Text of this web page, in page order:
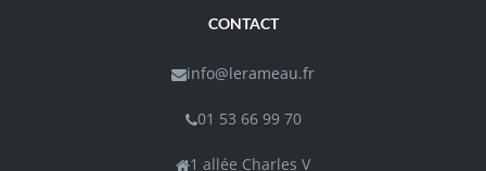
CONTACT
info@lerameau.fr
01 53 66 99 70
1 allée Charles V